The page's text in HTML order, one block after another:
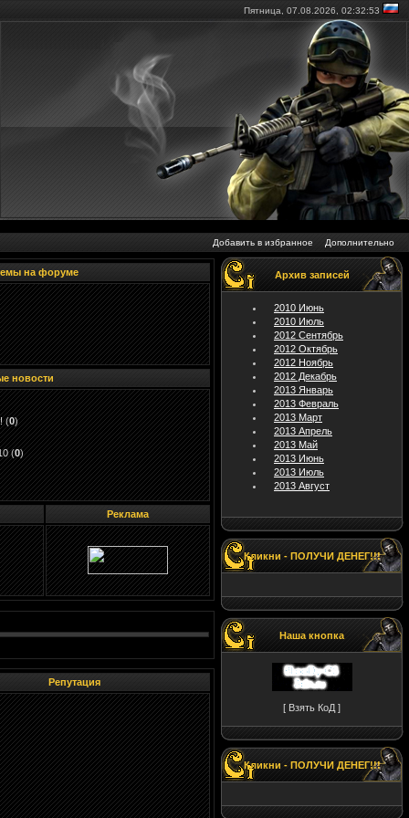
Пятница, 07.08.2026, 02:32:54
Добавить в избранное Дополнительно
на форуме
новости
(0)
(0)
Реклама
Репутация
Архив записей
2010 Июнь
2010 Июль
2012 Сентябрь
2012 Октябрь
2012 Ноябрь
2012 Декабрь
2013 Январь
2013 Февраль
2013 Март
2013 Апрель
2013 Май
2013 Июнь
2013 Июль
2013 Август
Кликни - ПОЛУЧИ ДЕНЕГ!!!
Наша кнопка
[ Взять КоД ]
Кликни - ПОЛУЧИ ДЕНЕГ!!!